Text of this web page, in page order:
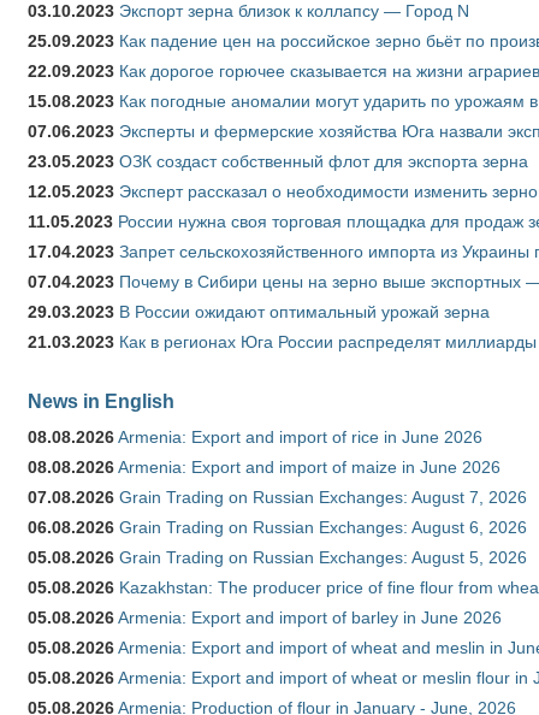
03.10.2023 Экспорт зерна близок к коллапсу — Город N
25.09.2023 Как падение цен на российское зерно бьёт по
22.09.2023 Как дорогое горючее сказывается на жизни аграриев
15.08.2023 Как погодные аномалии могут ударить по урожаям
07.06.2023 Эксперты и фермерские хозяйства Юга назвали
23.05.2023 ОЗК создаст собственный флот для экспорта зерна
12.05.2023 Эксперт рассказал о необходимости изменить
11.05.2023 России нужна своя торговая площадка для продаж
17.04.2023 Запрет сельскохозяйственного импорта из
07.04.2023 Почему в Сибири цены на зерно выше экспортных
29.03.2023 В России ожидают оптимальный урожай зерна
21.03.2023 Как в регионах Юга России распределят
News in English
08.08.2026Armenia: Export and import of rice in June 2026
08.08.2026Armenia: Export and import of maize in June 2026
07.08.2026 Grain Trading on Russian Exchanges: August 7, 2026
06.08.2026 Grain Trading on Russian Exchanges: August 6, 2026
05.08.2026 Grain Trading on Russian Exchanges: August 5, 2026
05.08.2026 Kazakhstan: The producer price of fine flour from
05.08.2026Armenia: Export and import of barley in June 2026
05.08.2026Armenia: Export and import of wheat and meslin in
05.08.2026Armenia: Export and import of wheat or meslin flour in
05.08.2026Armenia: Production of flour in January - June, 2026